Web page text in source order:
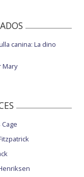
canina: La dino
Mary